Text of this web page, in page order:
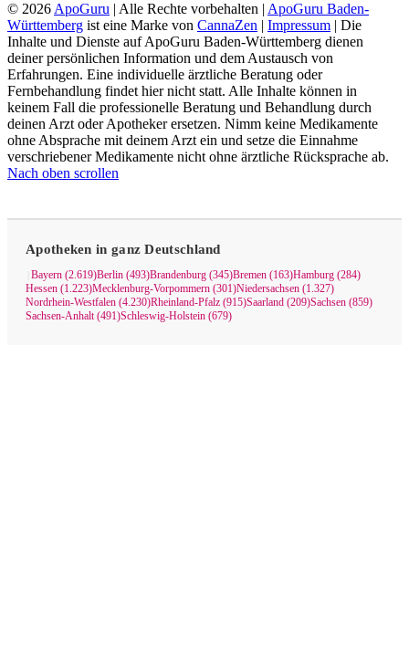
© 2026 ApoGuru | Alle Rechte vorbehalten | ApoGuru Baden-
Württemberg ist eine Marke von CannaZen | Impressum | Die
Inhalte und Dienste auf ApoGuru Baden-Württemberg dienen
deiner persönlichen Information und dem Austausch von
Erfahrungen. Eine individuelle ärztliche Beratung oder
Fernbehandlung findet hier nicht statt. Alle Inhalte können in
keinem Fall die professionelle Beratung und Behandlung durch
deinen Arzt oder Apotheker ersetzen. Nimm keine Medikamente
ohne Absprache mit deinem Arzt ein und setze die Einnahme
verschriebener Medikamente nicht ohne ärztliche Rücksprache ab.
Nach oben scrollen
Apotheken in ganz Deutschland
Bayern (2.619)Berlin (493)Brandenburg (345)Bremen (163)Hamburg (284)
Hessen (1.223)Mecklenburg-Vorpommern (301)Niedersachsen (1.327)
Nordrhein-Westfalen (4.230)Rheinland-Pfalz (915)Saarland (209)Sachsen (859)
Sachsen-Anhalt (491)Schleswig-Holstein (679)